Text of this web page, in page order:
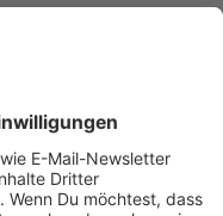
letzten Streik
RVK, bei der KVB
gestreikt.